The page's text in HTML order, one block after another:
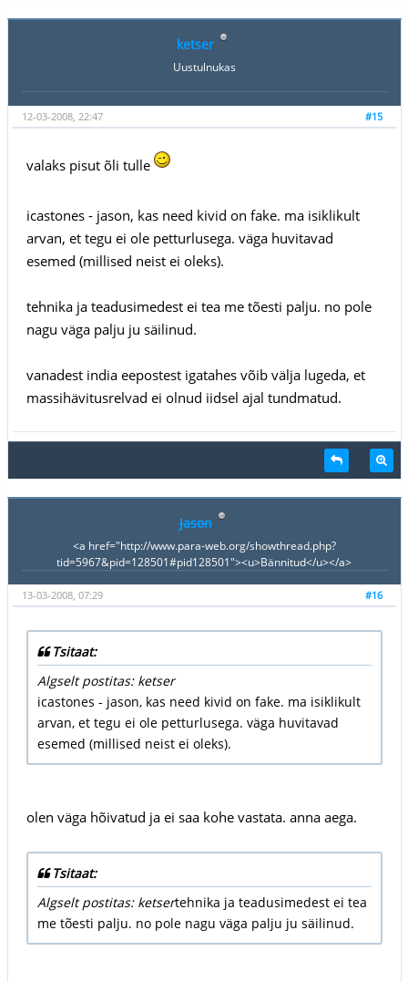
ketser
Uustulnukas
#15
12-03-2008, 22:47
valaks pisut õli tulle
icastones - jason, kas need kivid on fake. ma isiklikult
arvan, et tegu ei ole petturlusega. väga huvitavad
esemed (millised neist ei oleks).
tehnika ja teadusimedest ei tea me tõesti palju. no pole
nagu väga palju ju säilinud.
vanadest india eepostest igatahes võib välja lugeda, et
massihävitusrelvad ei olnud iidsel ajal tundmatud.
Jason
<a href="http://www.para-web.org/showthread.php?
tid=5967&pid=128501#pid128501"><u>Bännitud</u></a>
#16
13-03-2008, 07:29
Tsitaat:
Algselt postitas: ketser
icastones - jason, kas need kivid on fake. ma isiklikult
arvan, et tegu ei ole petturlusega. väga huvitavad
esemed (millised neist ei oleks).
olen väga hõivatud ja ei saa kohe vastata. anna aega.
Tsitaat:
Algselt postitas: ketsertehnika ja teadusimedest ei tea
me tõesti palju. no pole nagu väga palju ju säilinud.